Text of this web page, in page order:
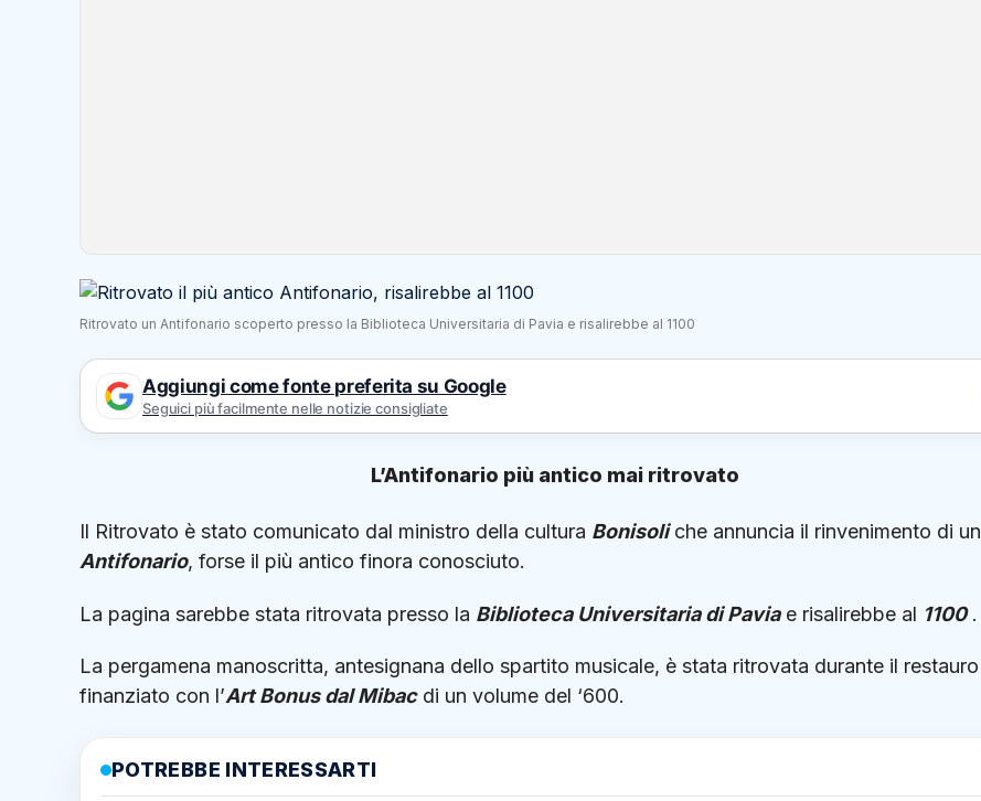
Ritrovato un Antifonario scoperto presso la Biblioteca Universitaria di Pavia e risalirebbe al 1100
Aggiungi come fonte preferita su Google
Seguici più facilmente nelle notizie consigliate
L’Antifonario più antico mai ritrovato
Il Ritrovato è stato comunicato dal ministro della cultura Bonisoliche annuncia il rinvenimento di un
Antifonario, forse il più antico finora conosciuto.
La pagina sarebbe stata ritrovata presso la Biblioteca Universitaria di Paviae risalirebbe al 1100.
La pergamena manoscritta, antesignana dello spartito musicale, è stata ritrovata durante il restauro
finanziato con l’Art Bonus dal Mibacdi un volume del ‘600.
POTREBBE INTERESSARTI